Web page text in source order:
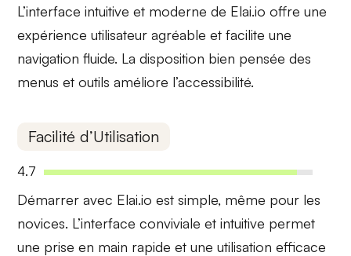
L’interfaceintuitive et moderne de Elai.io offre une
expérience utilisateur agréable et facilite une
navigation fluide. La disposition bien pensée des
menus et outils améliore l’accessibilité.
Facilité d’Utilisation
4.7
Démarrer avec Elai.io est simple, même pour les
novices. L’interfaceconviviale et intuitive permet
une prise en main rapide et une utilisation efficace